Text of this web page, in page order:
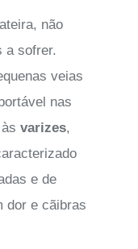
não
a sofrer.
veias
nas
varizes,
e de
dor e cãibras